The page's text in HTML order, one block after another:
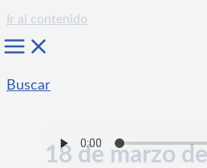
Ir al contenido
Buscar
18 de marzo